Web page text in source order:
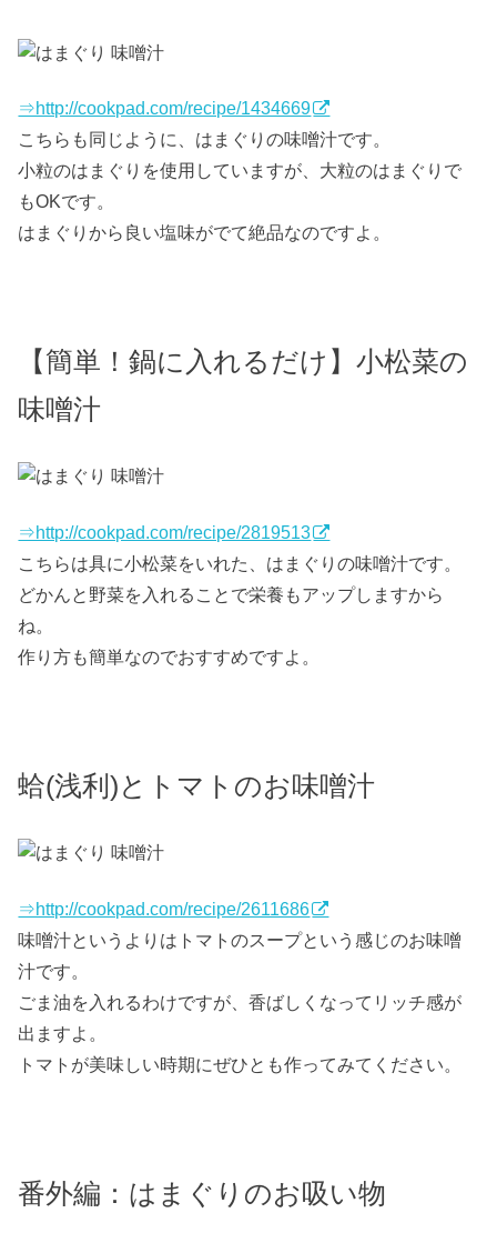
⇒http://cookpad.com/recipe/1434669
こちらも同じように、はまぐりの味噌汁です。
小粒のはまぐりを使用していますが、大粒のはまぐりで
もOKです。
はまぐりから良い塩味がでて絶品なのですよ。
【簡単！鍋に入れるだけ】小松菜の
味噌汁
⇒http://cookpad.com/recipe/2819513
こちらは具に小松菜をいれた、はまぐりの味噌汁です。
どかんと野菜を入れることで栄養もアップしますから
ね。
作り方も簡単なのでおすすめですよ。
蛤(浅利)とトマトのお味噌汁
⇒http://cookpad.com/recipe/2611686
味噌汁というよりはトマトのスープという感じのお味噌
汁です。
ごま油を入れるわけですが、香ばしくなってリッチ感が
出ますよ。
トマトが美味しい時期にぜひとも作ってみてください。
番外編：はまぐりのお吸い物